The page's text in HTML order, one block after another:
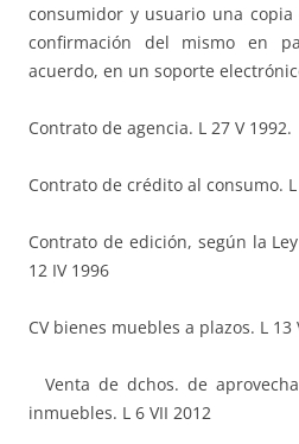
consumidor y usuario una
confirmación del mismo en
acuerdo, en un soporte
Contrato de agencia. L 27 V 1992.
Contrato de crédito al consumo. L
Contrato de edición, según la
12 IV 1996
CV bienes muebles a plazos. L 13
Venta de dchos. de
inmuebles. L 6 VII 2012